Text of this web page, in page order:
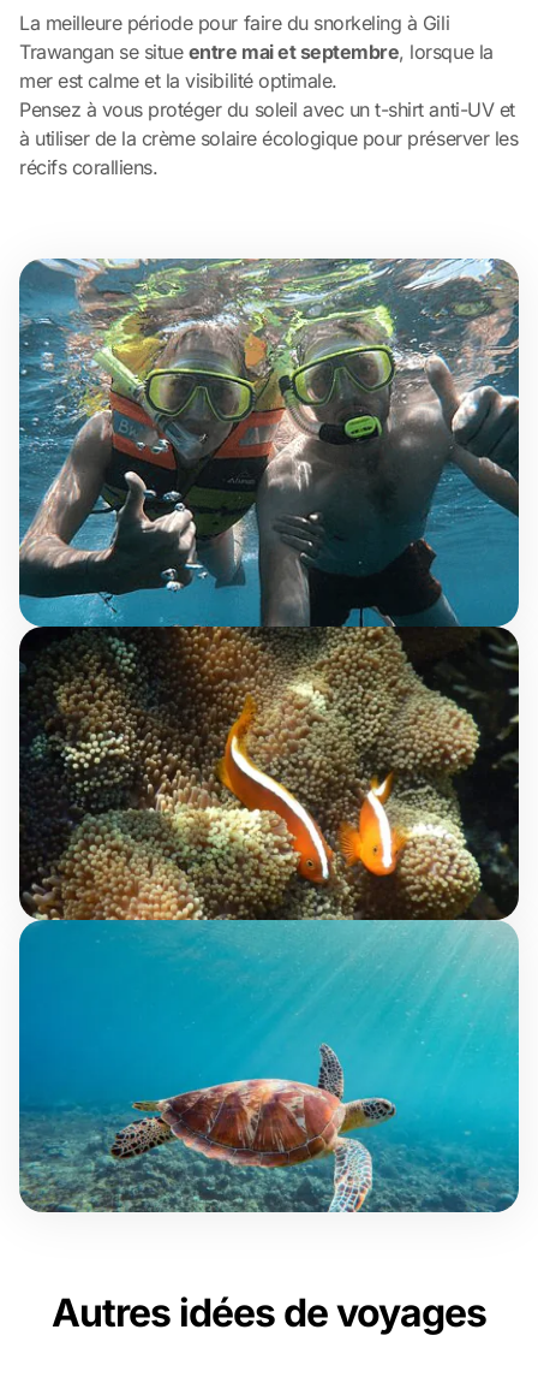
La meilleure période pour faire du snorkeling à Gili
Trawangan se situe entre mai et septembre, lorsque la
mer est calme et la visibilité optimale.
Pensez à vous protéger du soleil avec un t-shirt anti-UV et
à utiliser de la crème solaire écologique pour préserver les
récifs coralliens.
Autres idées de voyages